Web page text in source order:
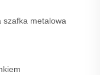
szafka metalowa